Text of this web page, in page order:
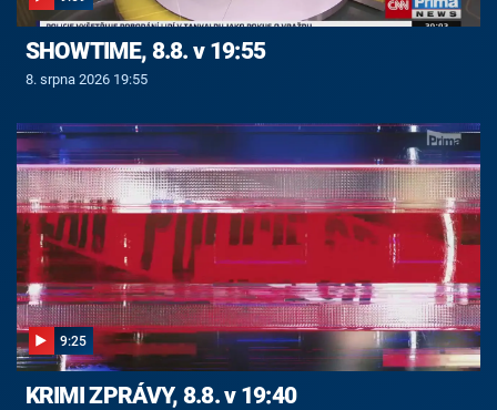
SHOWTIME, 8.8. v 19:55
8. srpna 2026 19:55
9:25
KRIMI ZPRÁVY, 8.8. v 19:40